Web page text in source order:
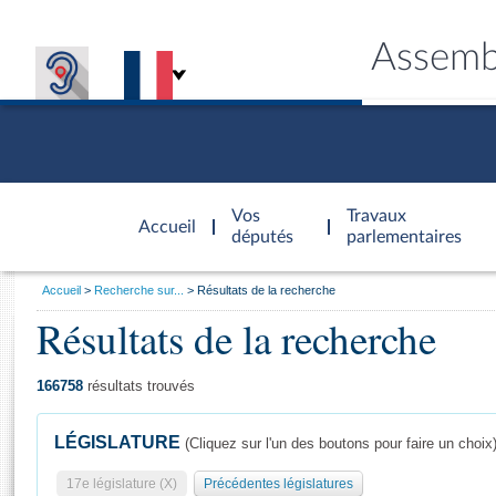
Accueil
d'accueil
Vos
députés
Travaux
parlementaires
Général
Vous
Accueil Recherche sur... Résultats de la recherche
Résultats de la recherche
166758 résultats trouvés
LÉGISLATURE (Cliquez sur l'un des boutons pour faire un choix)
17e législature (X) Précédentes législatures